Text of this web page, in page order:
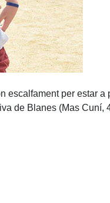
escalfament per estar a
de Blanes (Mas Cuní,